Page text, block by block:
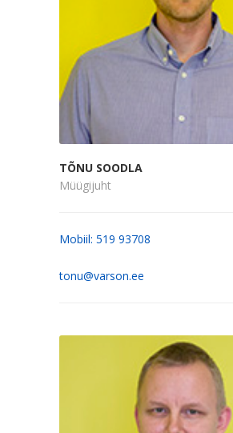
TÕNU SOODLA
Müügijuht
Mobiil: 519 93708
tonu@varson.ee